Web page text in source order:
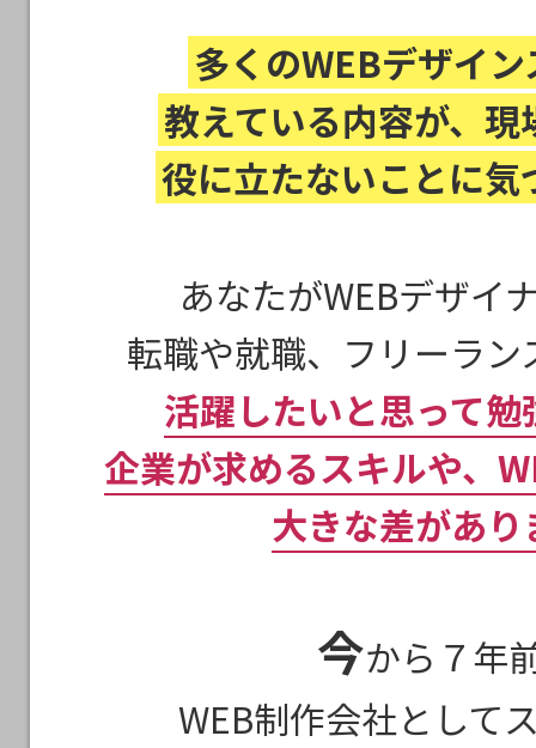
多くのWEBデザイ
教えている内容が、現
役に立たないことに気
あなたがWEBデザイ
転職や就職、フリーラ
活躍したいと思って勉
企業が求めるスキルや、
大きな差があり
今から７年
WEB制作会社として